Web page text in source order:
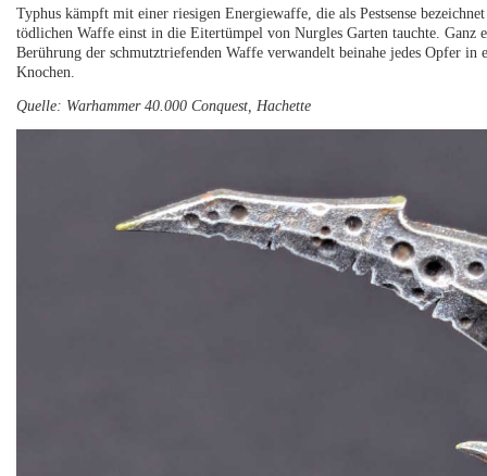
Typhus kämpft mit einer riesigen Energiewaffe, die als Pestsense
tödlichen Waffe einst in die Eitertümpel von Nurgles Garten tauchte. Ganz
Berührung der schmutztriefenden Waffe verwandelt beinahe jedes Opfer in
Knochen.
Quelle: Warhammer 40.000 Conquest, Hachette